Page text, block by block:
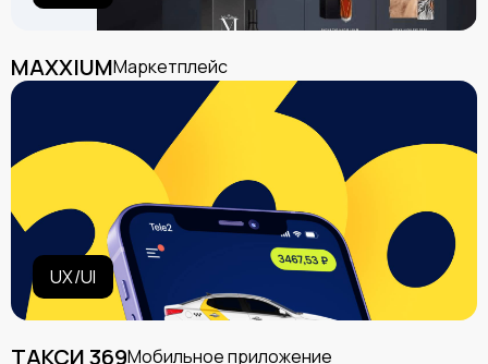
MAXXIUMМаркетплейс
UX/UI
ТАКСИ 369Мобильное приложение